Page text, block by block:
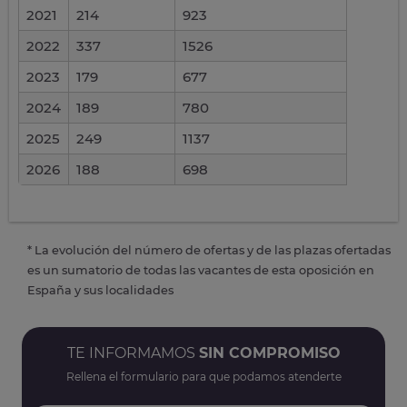
2021 214
923
2022
337
1526
2023
179
677
2024
189
780
2025
249
1137
2026
188 698
* La evolución del número de ofertas y de las plazas ofertadas
es un sumatorio de todas las vacantes de esta oposición en
España y sus localidades
TE INFORMAMOS SIN COMPROMISO
Rellena el formulario para que podamos atenderte